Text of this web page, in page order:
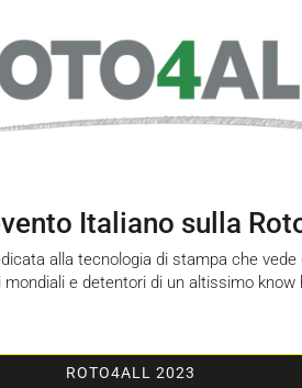
Italiano sulla
alla tecnologia di stampa che
mondiali e detentori di un altissimo know
ROTO4ALL 2023